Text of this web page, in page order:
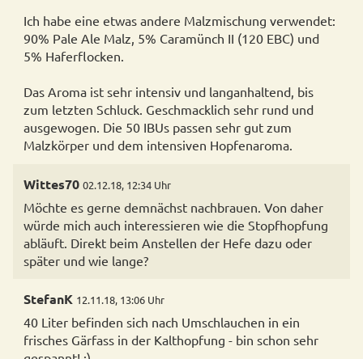
Ich habe eine etwas andere Malzmischung verwendet:
90% Pale Ale Malz, 5% Caramünch II (120 EBC) und
5% Haferflocken.
Das Aroma ist sehr intensiv und langanhaltend, bis
zum letzten Schluck. Geschmacklich sehr rund und
ausgewogen. Die 50 IBUs passen sehr gut zum
Malzkörper und dem intensiven Hopfenaroma.
Wittes70 02.12.18, 12:34 Uhr
Möchte es gerne demnächst nachbrauen. Von daher
würde mich auch interessieren wie die Stopfhopfung
abläuft. Direkt beim Anstellen der Hefe dazu oder
später und wie lange?
StefanK 12.11.18, 13:06 Uhr
40 Liter befinden sich nach Umschlauchen in ein
frisches Gärfass in der Kalthopfung - bin schon sehr